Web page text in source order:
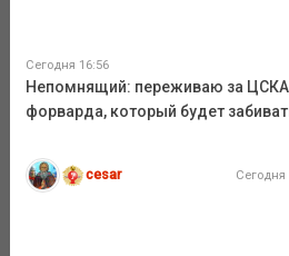
Сегодня 16:56
Непомнящий: переживаю за
форварда, который будет
cesar Сегодня